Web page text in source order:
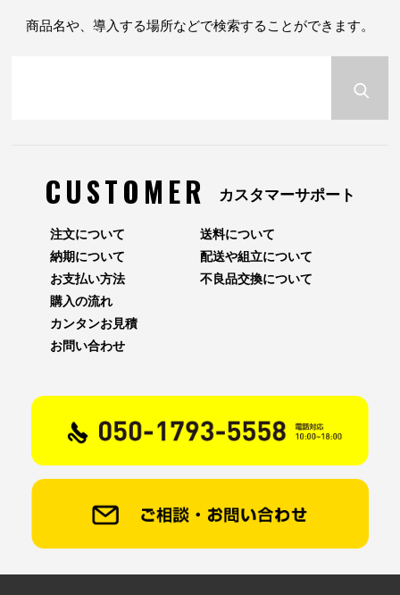
商品名や、導入する場所などで検索することができます。
CUSTOMER カスタマーサポート
注文について
納期について
お支払い方法
送料について
配送や組立について
不良品交換について
購入の流れ
カンタンお見積
お問い合わせ